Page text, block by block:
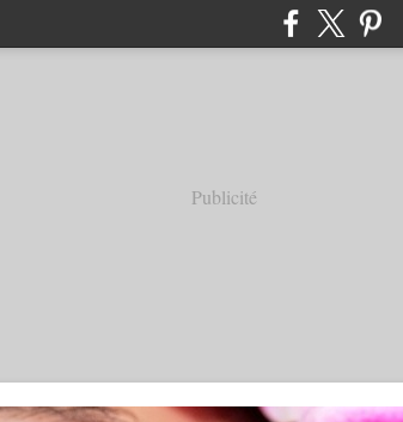
Publicité